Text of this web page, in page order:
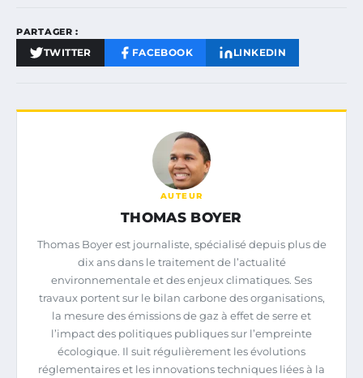
PARTAGER :
TWITTER FACEBOOK LINKEDIN
AUTEUR
THOMAS BOYER
Thomas Boyer est journaliste, spécialisé depuis plus de
dix ans dans le traitement de l’actualité
environnementale et des enjeux climatiques. Ses
travaux portent sur le bilan carbone des organisations,
la mesure des émissions de gaz à effet de serre et
l’impact des politiques publiques sur l’empreinte
écologique. Il suit régulièrement les évolutions
réglementaires et les innovations techniques liées à la